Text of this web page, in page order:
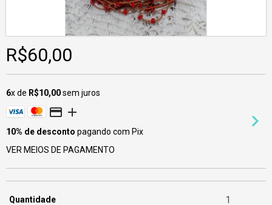
R$60,00
6x de R$10,00sem juros
10% de desconto pagando com Pix
VER MEIOS DE PAGAMENTO
Quantidade